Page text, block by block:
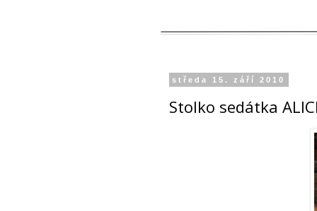
středa 15. září 2010
Stolko sedátka